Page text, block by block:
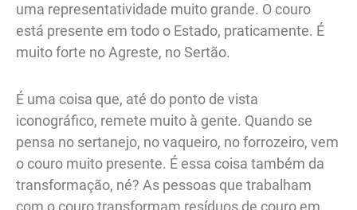
uma representatividade muito grande. O couro
está presente em todo o Estado, praticamente. É
muito forte no Agreste, no Sertão.
É uma coisa que, até do ponto de vista
iconográfico, remete muito à gente. Quando se
pensa no sertanejo, no vaqueiro, no forrozeiro, vem
o couro muito presente. É essa coisa também da
transformação, né? As pessoas que trabalham
com o couro transformam resíduos de couro em